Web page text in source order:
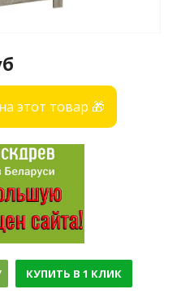
этот товар 🎁
КУПИТЬ В 1 КЛИК